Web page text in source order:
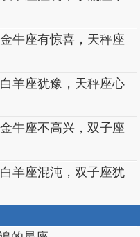
牛座有惊喜，天秤座
羊座犹豫，天秤座心
牛座不高兴，双子座
羊座混沌，双子座犹